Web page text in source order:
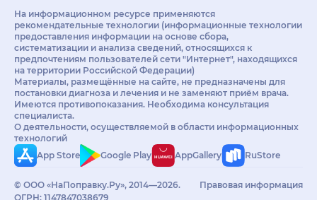
На информационном ресурсе применяются
рекомендательные технологии (информационные технологии
предоставления информации на основе сбора,
систематизации и анализа сведений, относящихся к
предпочтениям пользователей сети "Интернет", находящихся
на территории Российской Федерации)
Материалы, размещённые на сайте, не предназначены для
постановки диагноза и лечения и не заменяют приём врача.
Имеются противопоказания. Необходима консультация
специалиста.
О деятельности, осуществляемой в области информационных
технологий
App Store
Google Play AppGallery RuStore
© ООО «НаПоправку.Ру», 2014—2026.
ОГРН: 1147847038679
Правовая информация